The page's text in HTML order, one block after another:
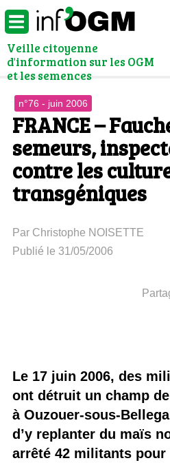
Veille citoyenne
d'information sur les OGM
et les semences
n°76 - juin 2006
FRANCE –
semeurs,
contre les
transgéniques
Par Christophe NOISETTE
Publié le 31/05/2006
Le 17 juin 2006, des
ont détruit un champ
à Ouzouer-sous-
d’y replanter du maïs
arrêté 42 militants pour